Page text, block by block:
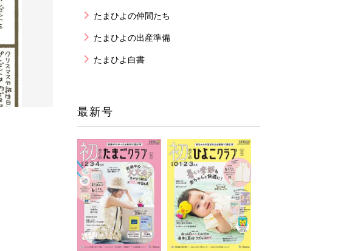
たまひよの仲間たち
たまひよの出産準備
たまひよ白書
最新号